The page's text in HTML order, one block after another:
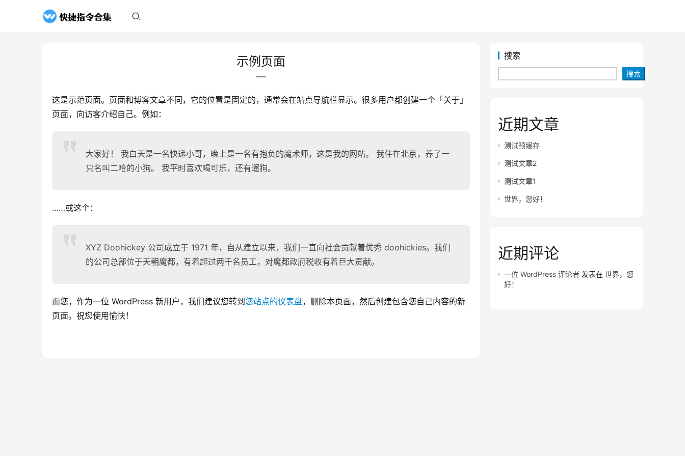
示例页面
这是示范页面。页面和博客文章不同，它的位置是固定的，通常会在站点导航栏显示。很多用户都创建一个「关于」
页面，向访客介绍自己。例如：
大家好！ 我白天是一名快递小哥，晚上是一名有抱负的魔术师，这是我的网站。 我住在北京，养了一
只名叫二哈的小狗。 我平时喜欢喝可乐，还有遛狗。
……或这个：
XYZ Doohickey 公司成立于 1971 年，自从建立以来，我们一直向社会贡献着优秀 doohickies。我们
的公司总部位于天朝魔都，有着超过两千名员工，对魔都政府税收有着巨大贡献。
而您，作为一位 WordPress 新用户，我们建议您转到 您站点的仪表盘，删除本页面，然后创建包含您自己内容的新
页面。祝您使用愉快！
搜索
搜索
近期文章
测试预缓存
测试文章2
测试文章1
世界，您好！
近期评论
一位 WordPress 评论者 发表在 世界，您
好！